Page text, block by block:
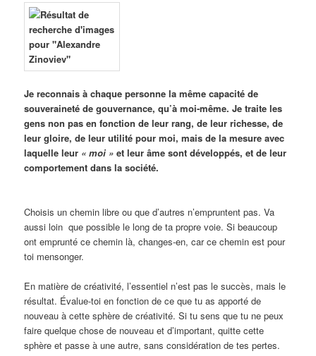
Je reconnais à chaque personne la même capacité de
souveraineté de gouvernance, qu’à moi-même. Je traite les
gens non pas en fonction de leur rang, de leur richesse, de
leur gloire, de leur utilité pour moi, mais de la mesure avec
laquelle leur « moi » et leur âme sont développés, et de leur
comportement dans la société.
Choisis un chemin libre ou que d’autres n’empruntent pas. Va
aussi loin que possible le long de ta propre voie. Si beaucoup
ont emprunté ce chemin là, changes-en, car ce chemin est pour
toi mensonger.
En matière de créativité, l’essentiel n’est pas le succès, mais le
résultat. Évalue-toi en fonction de ce que tu as apporté de
nouveau à cette sphère de créativité. Si tu sens que tu ne peux
faire quelque chose de nouveau et d’important, quitte cette
sphère et passe à une autre, sans considération de tes pertes.